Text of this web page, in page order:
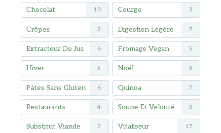
Chocolat 10 Courge 3
Crêpes 3 Digestion Légère 7
Extracteur De Jus 6 Fromage Vegan 5
Hiver 5 Noël 6
Pâtes Sans Gluten 6 Quinoa 7
Restaurants 4 Soupe Et Velouté 3
Substitut Viande 7 Vitaliseur 17